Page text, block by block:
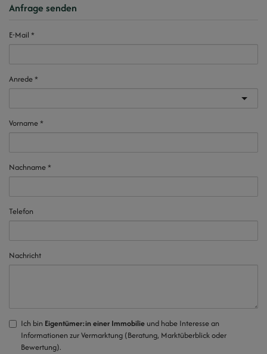
Anfrage senden
E-Mail
Anrede
Vorname
Nachname
Telefon
Nachricht
Ich bin Eigentümer:in einer Immobilie und habe Interesse an
Informationen zur Vermarktung (Beratung, Marktüberblick oder
Bewertung).